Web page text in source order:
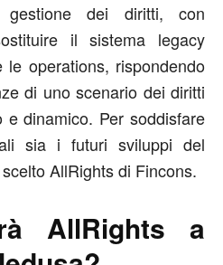
dei diritti, con
il sistema legacy
operations, rispondendo
di uno scenario dei diritti
dinamico. Per soddisfare
sia i futuri sviluppi del
AllRights di Fincons.
AllRights a